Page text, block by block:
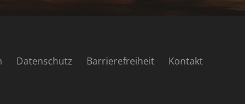
Datenschutz Barrierefreiheit Kontakt